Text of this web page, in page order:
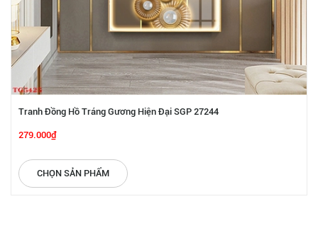
Tranh Đồng Hồ Tráng Gương Hiện Đại SGP 27244
279.000₫
CHỌN SẢN PHẨM